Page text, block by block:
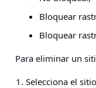
Bloquear
Bloquear
Para eliminar un
Selecciona el